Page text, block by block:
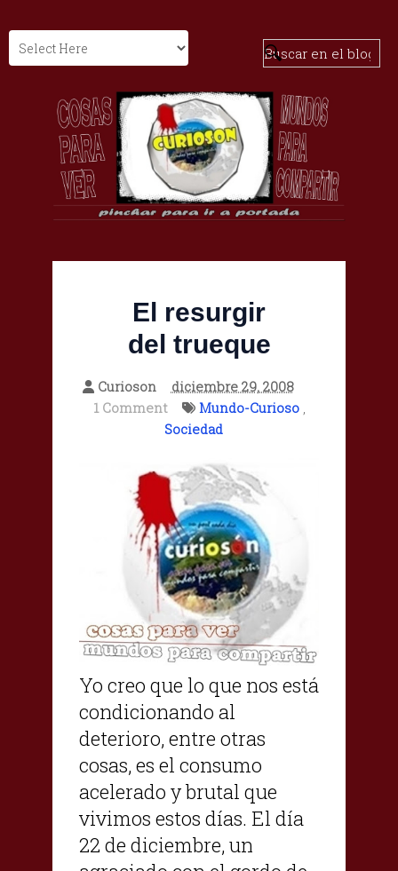
El resurgir
del trueque
Curioson
diciembre 29, 2008
1 Comment
Mundo-Curioso,
Sociedad
Yo creo que lo que nos está
condicionando al
deterioro, entre otras
cosas, es el consumo
acelerado y brutal que
vivimos estos días. El día
22 de diciembre, un